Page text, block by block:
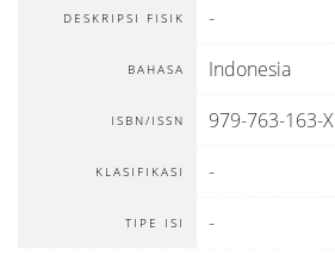
DESKRIPSI FISIK -
BAHASA Indonesia
ISBN/ISSN 979-763-163-X
KLASIFIKASI -
TIPE ISI -